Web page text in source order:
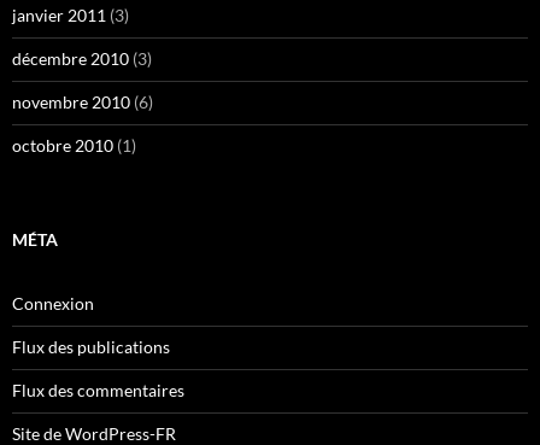
janvier 2011 (3)
décembre 2010 (3)
novembre 2010 (6)
octobre 2010 (1)
MÉTA
Connexion
Flux des publications
Flux des commentaires
Site de WordPress-FR